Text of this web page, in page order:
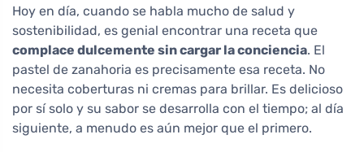
Hoy en día, cuando se habla mucho de salud y
sostenibilidad, es genial encontrar una receta que
complace dulcemente sin cargar la conciencia. El
pastel de zanahoria es precisamente esa receta. No
necesita coberturas ni cremas para brillar. Es delicioso
por sí solo y su sabor se desarrolla con el tiempo; al día
siguiente, a menudo es aún mejor que el primero.